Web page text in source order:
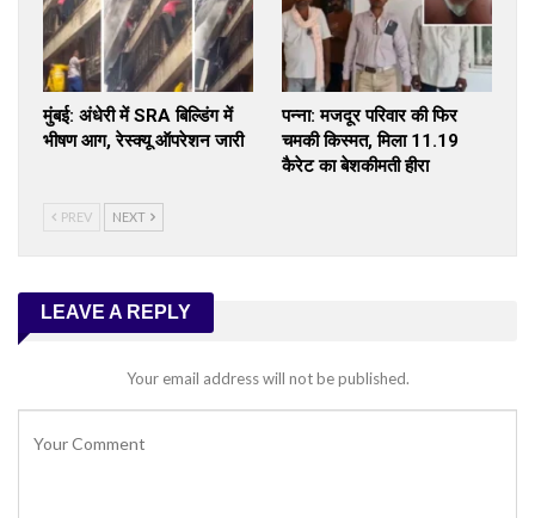
मुंबई: अंधेरी में SRA बिल्डिंग में
भीषण आग, रेस्क्यू ऑपरेशन जारी
पन्ना: मजदूर परिवार की फिर
चमकी किस्मत, मिला 11.19
कैरेट का बेशकीमती हीरा
PREV NEXT
LEAVE A REPLY
Your email address will not be published.